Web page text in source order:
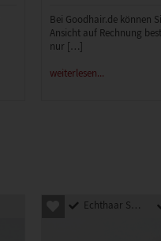
Bei Goodhair.de können
Ansicht auf Rechnung
nur […]
weiterlesen...
Echthaar Synthetik Mix